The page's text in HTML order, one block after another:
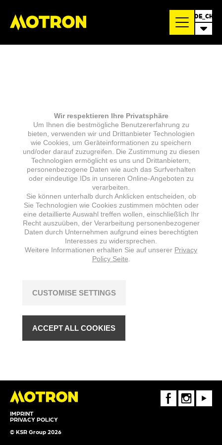
DE_CH
IMPRINT
PRIVACY POLICY
© KSR Group 2026
FaceBookInstagramYoutube
Wir respektieren Ihre Privatsphäre
Um Ihnen die bestmögliche Benutzererfahrung zu
bieten, verwenden wir und Drittanbieter Technologien
wie Cookies, um Geräteinformationen zu speichern
und/oder darauf zuzugreifen. Die Zustimmung zu diesen
Technologien ermöglicht es uns und Drittanbietern,
personenbezogene Daten wie auch das Surfverhalten
oder eindeutige IDs in unseren Online-Angeboten zu
verarbeiten.
Sie können unterhalb durch Anklicken entscheiden, ob
Sie Technologien wie Cookies zustimmen möchten oder
eine detaillierte Auswahl treffen wollen, einschließlich Ihr
Recht auszuüben, der Verarbeitung personenbezogener
Daten durch Unternehmen aufgrund eines berechtigten
Interesses zu widersprechen.
Weitere Informationen erhalten Sie auf unserer Privacy
Policy Seite
CUSTOMISE SETTINGS
ACCEPT ALL COOKIES